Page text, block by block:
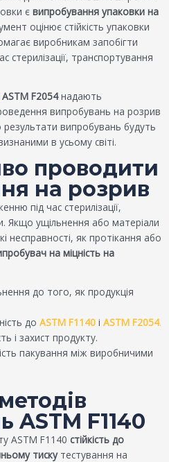
є випробування упаковки на
оцінює стійкість упаковки
виробникам запобігти
стерилізації, транспортування
ASTM F2054надають
випробувань на розрив
випробувань будуть
в усьому світі.
проводити
на розрив
під час стерилізації,
Якщо ущільнення або матеріали
несправності, як протікання або
на міцність на
до того, як продукція
до ASTM F1140 і ASTM F2054.
і захист продукту.
пакування між виробничими
ASTM F1140
ASTM F1140 стійкість до
тискутестування на